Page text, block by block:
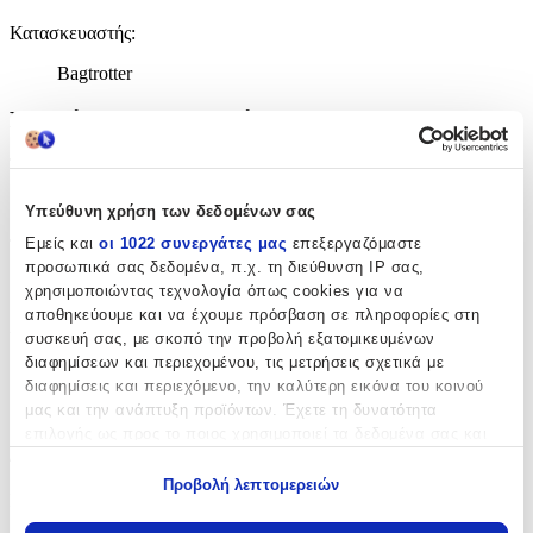
Υπεύθυνη χρήση των δεδομένων σας
Εμείς και οι 1022 συνεργάτες μας επεξεργαζόμαστε
προσωπικά σας δεδομένα, π.χ. τη διεύθυνση IP σας,
χρησιμοποιώντας τεχνολογία όπως cookies για να
αποθηκεύουμε και να έχουμε πρόσβαση σε πληροφορίες στη
συσκευή σας, με σκοπό την προβολή εξατομικευμένων
διαφημίσεων και περιεχομένου, τις μετρήσεις σχετικά με
διαφημίσεις και περιεχόμενο, την καλύτερη εικόνα του κοινού
μας και την ανάπτυξη προϊόντων. Έχετε τη δυνατότητα
Προβολή λεπτομερειών
Κατασκευαστής:
Bagtrotter
Βασικά Χαρακτηριστικά
Τύπος:
Πλάτης
Τάξη:
Δημοτικού
Λίτρα :
16
lt
Διαστάσεις